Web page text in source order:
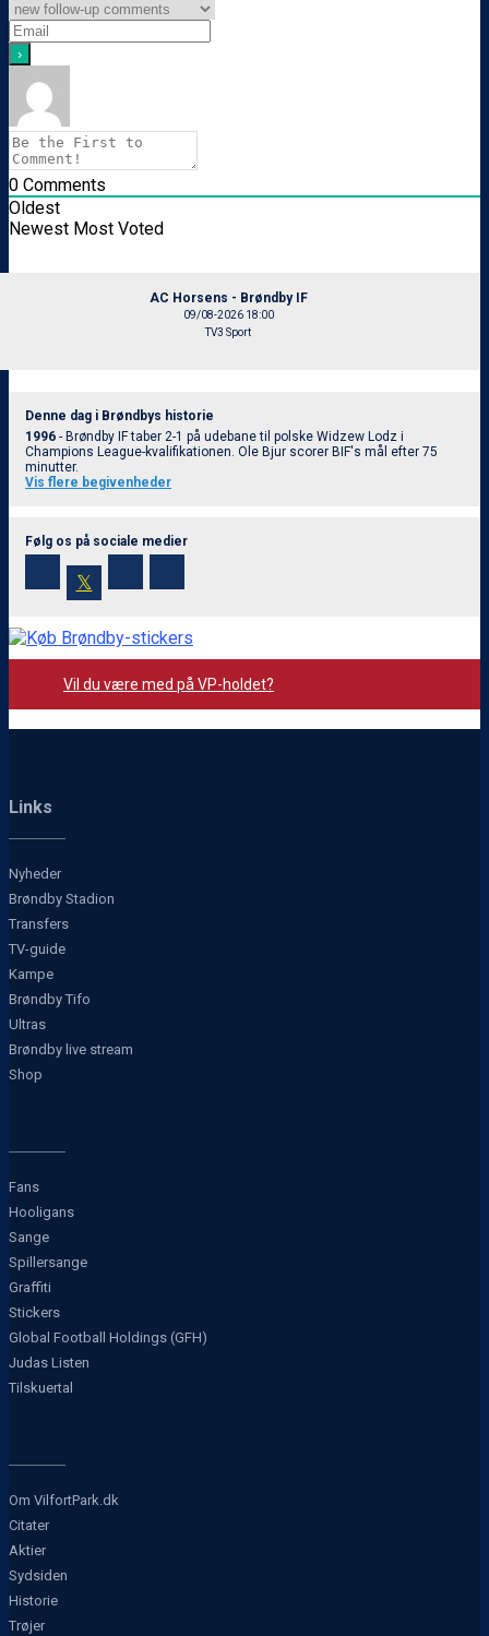
0 Comments
Oldest
Newest Most Voted
AC Horsens - Brøndby IF
09/08-2026 18:00
TV3 Sport
Denne dag i Brøndbys historie
1996 - Brøndby IF taber 2-1 på udebane til polske Widzew Lodz i
Champions League-kvalifikationen. Ole Bjur scorer BIF's mål efter 75
minutter.
Vis flere begivenheder
Følg os på sociale medier
𝕏
Vil du være med på VP-holdet?
Links
Nyheder
Brøndby Stadion
Transfers
TV-guide
Kampe
Brøndby Tifo
Ultras
Brøndby live stream
Shop
Fans
Hooligans
Sange
Spillersange
Graffiti
Stickers
Global Football Holdings (GFH)
Judas Listen
Tilskuertal
Om VilfortPark.dk
Citater
Aktier
Sydsiden
Historie
Trøjer